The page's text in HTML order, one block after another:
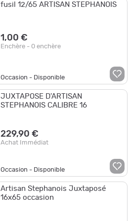
fusil 12/65 ARTISAN STEPHANOIS
1,00 €
Enchère - 0 enchère
Occasion - Disponible
JUXTAPOSE D'ARTISAN
STEPHANOIS CALIBRE 16
229,90 €
Achat Immédiat
Occasion - Disponible
Artisan Stephanois Juxtaposé
16x65 occasion